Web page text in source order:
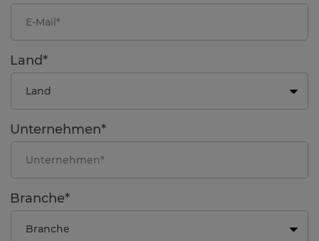
Land*
Unternehmen*
Branche*